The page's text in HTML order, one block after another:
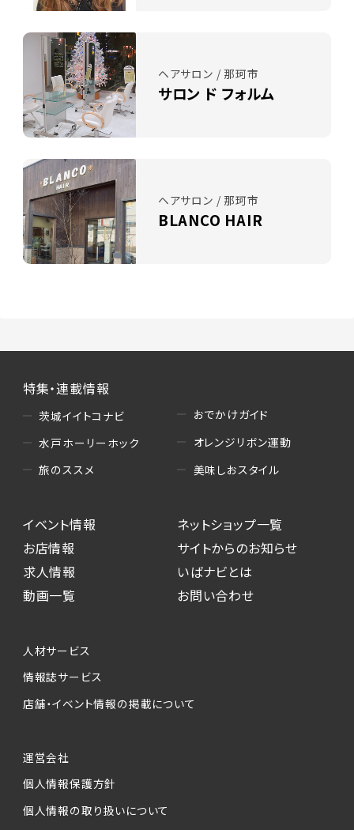
ヘアサロン / 那珂市
サロン ド フォルム
ヘアサロン / 那珂市
BLANCO HAIR
特集・連載情報
茨城イイトコナビ
水戸ホーリーホック
旅のススメ
おでかけガイド
オレンジリボン運動
美味しおスタイル
イベント情報
お店情報
求人情報
動画一覧
ネットショップ一覧
サイトからのお知らせ
いばナビとは
お問い合わせ
人材サービス
情報誌サービス
店舗・イベント情報の掲載について
運営会社
個人情報保護方針
個人情報の取り扱いについて